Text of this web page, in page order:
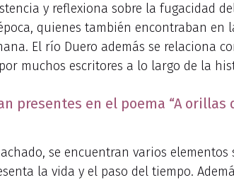
y reflexiona sobre la fugacidad
quienes también encontraban
El río Duero además se relaciona
muchos escritores a lo largo de la
presentes en el poema “A
se encuentran varios
la vida y el paso del tiempo.